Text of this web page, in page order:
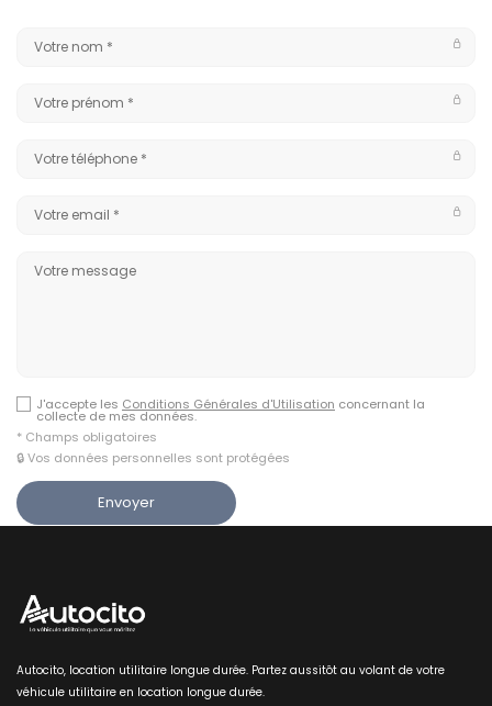
J'accepte les Conditions Générales d'Utilisation concernant la
collecte de mes données.
* Champs obligatoires
🔒 Vos données personnelles sont protégées
Autocito, location utilitaire longue durée. Partez aussitôt au volant de votre
véhicule utilitaire en location longue durée.